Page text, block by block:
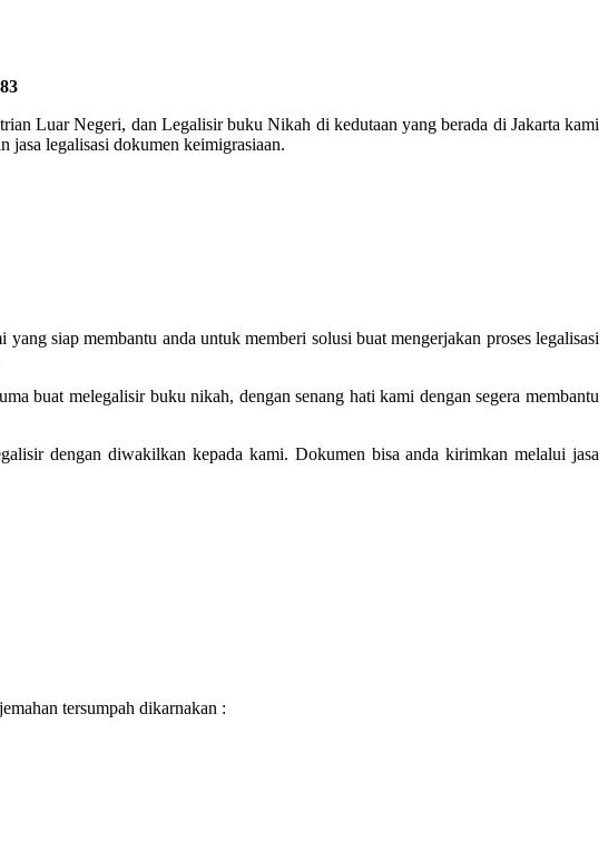
Luar Negeri, dan Legalisir buku Nikah di kedutaan yang berada di Jakarta kami
jasa legalisasi dokumen keimigrasiaan.
siap membantu anda untuk memberi solusi buat mengerjakan proses legalisasi
buat melegalisir buku nikah, dengan senang hati kami dengan segera membantu
dengan diwakilkan kepada kami. Dokumen bisa anda kirimkan melalui jasa
tersumpah dikarnakan :